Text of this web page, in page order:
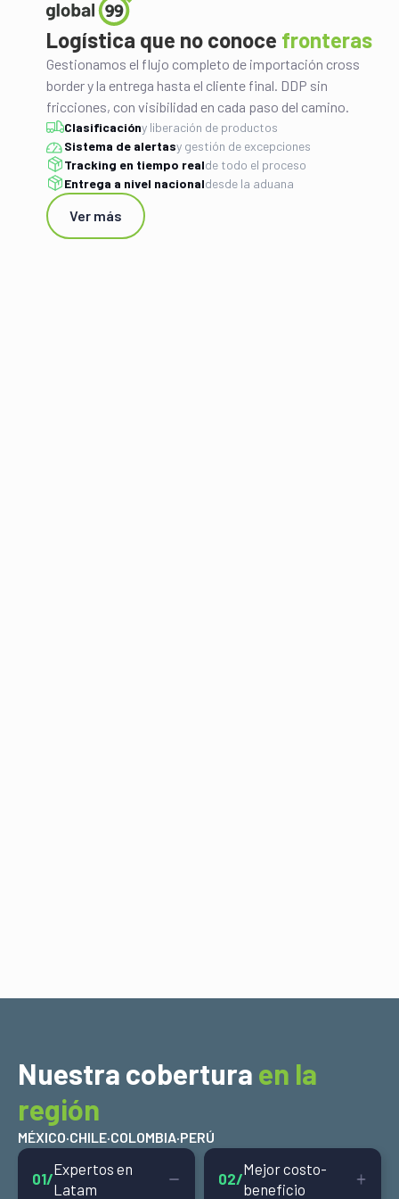
Logística que no conoce fronteras
Gestionamos el flujo completo de importación cross
border y la entrega hasta el cliente final. DDP sin
fricciones, con visibilidad en cada paso del camino.
Clasificacióny liberación de productos
Sistema de alertasy gestión de excepciones
Tracking en tiempo realde todo el proceso
Entrega a nivel nacionaldesde la aduana
Ver más
Nuestra cobertura en la
región
MÉXICO·CHILE·COLOMBIA·PERÚ
01/
Expertos en
Latam
02/
Mejor costo-
beneficio